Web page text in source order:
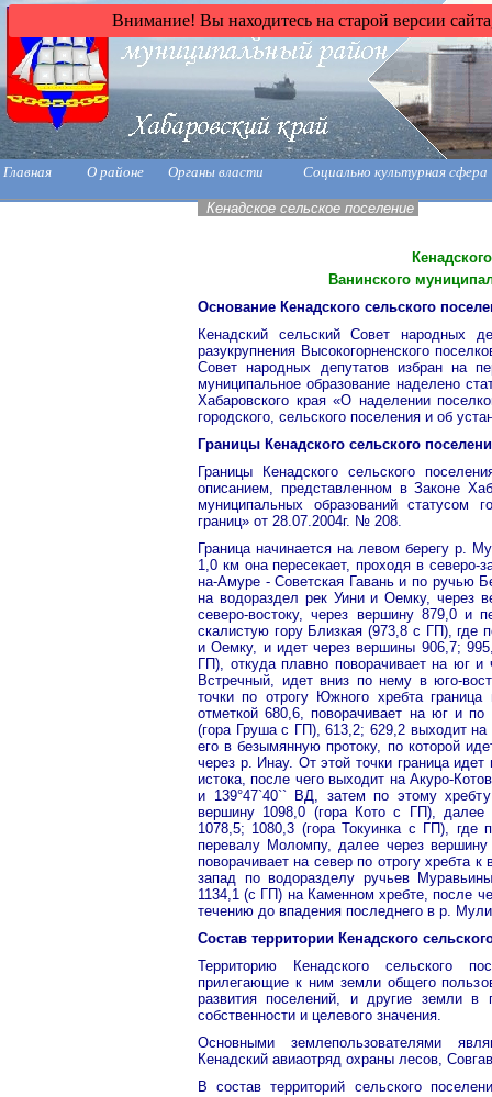
Внимание! Вы находитесь на старой версии
Главная О районе Органы власти Социально культурная сфера
Кенадское сельское поселение
Ванинского
Основание Кенадского сельского
Кенадский сельский Совет народных
разукрупнения Высокогорненского
Совет народных депутатов избран на
муниципальное образование наделено
Хабаровского края «О наделении
городского, сельского поселения и об
Границы Кенадского сельского
Границы Кенадского сельского
описанием, представленном в Законе
муниципальных образований статусом
границ» от 28.07.2004г. № 208.
Граница начинается на левом берегу р.
1,0 км она пересекает, проходя в
на-Амуре - Советская Гавань и по ручью
на водораздел рек Уини и Оемку, через
северо-востоку, через вершину 879,0 и
скалистую гору Близкая (973,8 с ГП), где
и Оемку, и идет через вершины 906,7;
ГП), откуда плавно поворачивает на юг
Встречный, идет вниз по нему в юго-
точки по отрогу Южного хребта
отметкой 680,6, поворачивает на юг и
(гора Груша с ГП), 613,2; 629,2 выходит
его в безымянную протоку, по которой
через р. Инау. От этой точки граница
истока, после чего выходит на Акуро-
и 139°47`40`` ВД, затем по этому
вершину 1098,0 (гора Кото с ГП), далее
1078,5; 1080,3 (гора Токуинка с ГП), где
перевалу Моломпу, далее через
поворачивает на север по отрогу хребта
запад по водоразделу ручьев
1134,1 (с ГП) на Каменном хребте, после
течению до впадения последнего в р.
Состав территории Кенадского
Территорию Кенадского сельского
прилегающие к ним земли общего
развития поселений, и другие земли в
собственности и целевого значения.
Основными землепользователями
Кенадский авиаотряд охраны лесов,
В состав территорий сельского